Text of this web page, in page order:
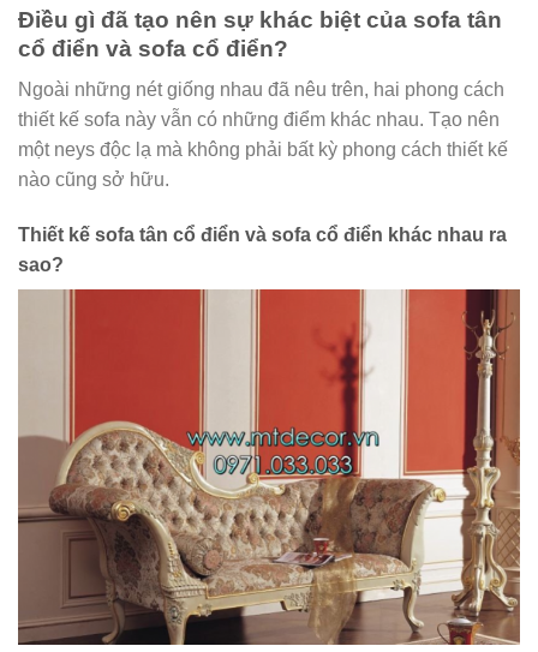
Điều gì đã tạo nên sự khác biệt của sofa tân
cổ điển và sofa cổ điển?
Ngoài những nét giống nhau đã nêu trên, hai phong cách
thiết kế sofa này vẫn có những điểm khác nhau. Tạo nên
một neys độc lạ mà không phải bất kỳ phong cách thiết kế
nào cũng sở hữu.
Thiết kế sofa tân cổ điển và sofa cổ điển khác nhau ra
sao?